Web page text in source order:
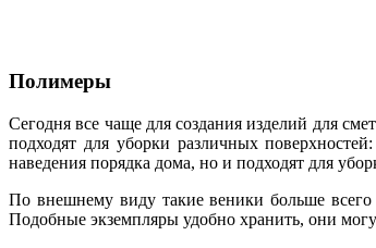
Полимеры
Сегодня все чаще для создания изделий для
подходят для уборки различных
наведения порядка дома, но и подходят для
По внешнему виду такие веники больше
Подобные экземпляры удобно хранить, они